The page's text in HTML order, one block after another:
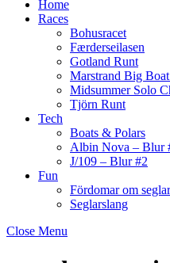
Home
Races
Bohusracet
Færderseilasen
Gotland Runt
Marstrand Big
Midsummer Solo
Tjörn Runt
Tech
Boats & Polars
Albin Nova – Blur
J/109 – Blur #2
Fun
Fördomar om
Seglarslang
Close Menu